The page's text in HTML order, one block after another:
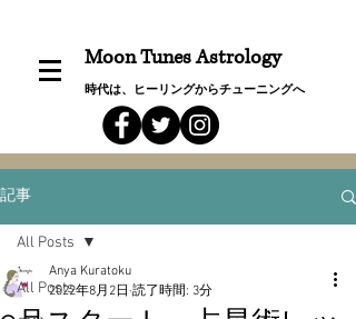
Moon Tunes Astrology
時代は、ヒーリングからチューニングへ
記事
All Posts
All Posts
Anya Kuratoku
2022年8月2日 読了時間: 3分